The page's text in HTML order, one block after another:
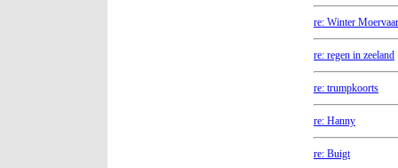
re: Winter
re: regen in zeeland
re: trumpkoorts
re: Hanny
re: Buigt